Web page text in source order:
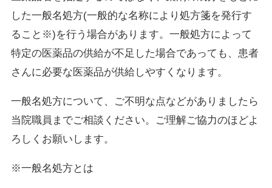
した一般名処方(一般的な名称により処方箋を発行す
ること※)を行う場合があります。一般処方によって
特定の医薬品の供給が不足した場合であっても、患者
さんに必要な医薬品が供給しやすくなります。
一般名処方について、ご不明な点などがありましたら
当院職員までご相談ください。ご理解ご協力のほどよ
ろしくお願いします。
※一般名処方とは